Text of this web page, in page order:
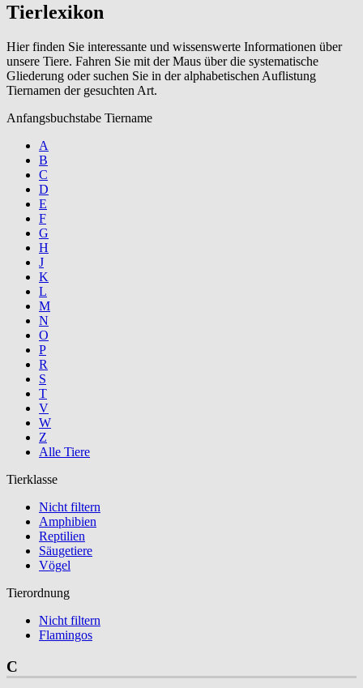
Tierlexikon
Hier finden Sie interessante und wissenswerte Informationen über
unsere Tiere. Fahren Sie mit der Maus über die systematische
Gliederung oder suchen Sie in der alphabetischen Auflistung
Tiernamen der gesuchten Art.
Anfangsbuchstabe Tiername
A
B
C
D
E
F
G
H
J
K
L
M
N
O
P
R
S
T
V
W
Z
Alle Tiere
Tierklasse
Nicht filtern
Amphibien
Reptilien
Säugetiere
Vögel
Tierordnung
Nicht filtern
Flamingos
C